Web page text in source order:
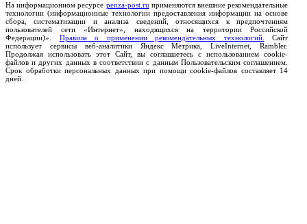
На информационном ресурсе penza-post.ru применяются внешние рекомендательные
технологии (информационные технологии предоставления информации на основе
сбора, систематизации и анализа сведений, относящихся к предпочтениям
пользователей сети «Интернет», находящихся на территории Российской
Федерации)». Правила о применении рекомендательных технологий.
Сайт
использует сервисы веб-аналитики Яндекс Метрика, LiveInternet, Rambler.
Продолжая использовать этот Сайт, вы соглашаетесь с использованием cookie-
файлов и других данных в соответствии с данным Пользовательским соглашением.
Срок обработки персональных данных при помощи cookie-файлов составляет 14
дней.